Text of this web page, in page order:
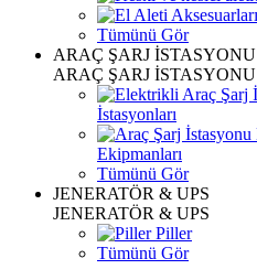
Tümünü Gör
ARAÇ ŞARJ İSTASYONU
ARAÇ ŞARJ İSTASYONU
İstasyonları
Ekipmanları
Tümünü Gör
JENERATÖR & UPS
JENERATÖR & UPS
Piller
Tümünü Gör